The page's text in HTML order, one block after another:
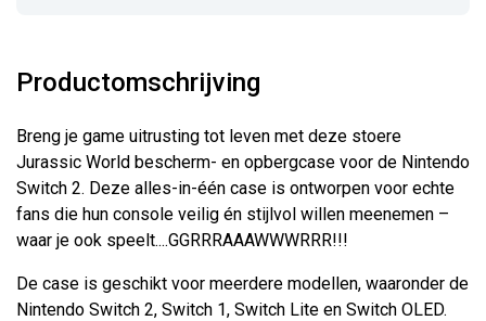
Productomschrijving
Breng je game uitrusting tot leven met deze stoere
Jurassic World bescherm- en opbergcase voor de Nintendo
Switch 2. Deze alles-in-één case is ontworpen voor echte
fans die hun console veilig én stijlvol willen meenemen –
waar je ook speelt....GGRRRAAAWWWRRR!!!
De case is geschikt voor meerdere modellen, waaronder de
Nintendo Switch 2, Switch 1, Switch Lite en Switch OLED.